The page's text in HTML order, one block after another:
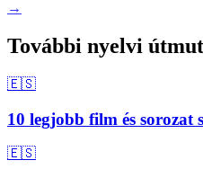
→
További nyelvi
🇪🇸
10 legjobb film és sorozat
🇪🇸